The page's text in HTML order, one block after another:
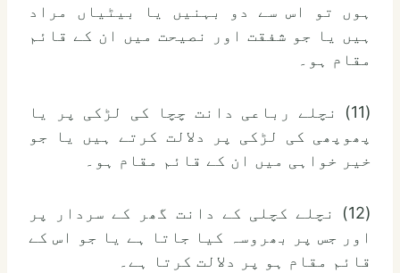
ہوں تو اس سے دو بہنیں یا بیٹیاں مراد
ہیں یا جو شفقت اور نصیحت میں ان کے قائم
مقام ہو۔
(11) نچلے رباعی دانت چچا کی لڑکی پر یا
پھوپھی کی لڑکی پر دلالت کرتے ہیں یا جو
خیر خواہی میں ان کے قائم مقام ہو۔
(12) نچلے کچلی کے دانت گھر کے سردار پر
اور جس پر بھروسہ کیا جاتا ہے یا جو اس کے
قائم مقام ہو پر دلالت کرتا ہے۔